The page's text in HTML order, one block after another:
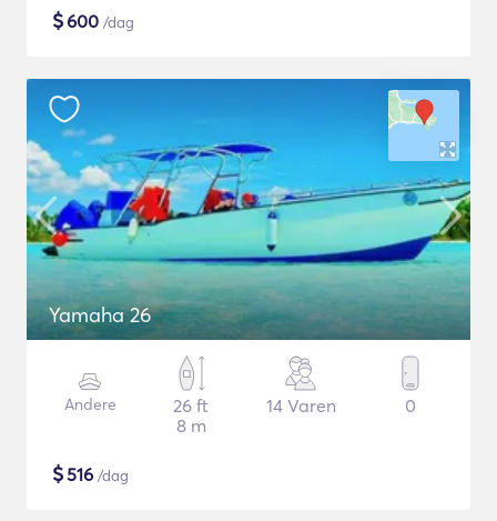
$600 /dag
Yamaha 26
Andere
26 ft
8 m
14 Varen 0
$516 /dag